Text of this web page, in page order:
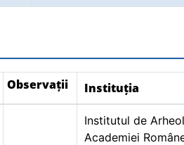
Observații Instituția
Institutul de
Academiei